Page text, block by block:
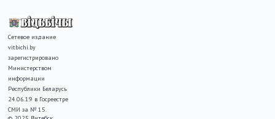
Сетевое издание
vitbichi.by
зарегистрировано
Министерством
информации
Республики Беларусь
24.06.19 в Госреестре
СМИ за № 15.